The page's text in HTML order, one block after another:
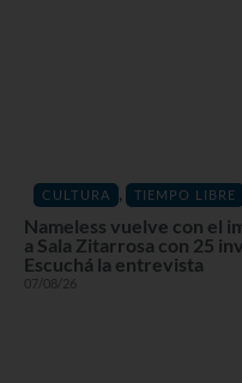
CULTURA , TIEMPO LIBRE
Nameless vuelve con el
a Sala Zitarrosa con 25
Escuchá la entrevista
07/08/26